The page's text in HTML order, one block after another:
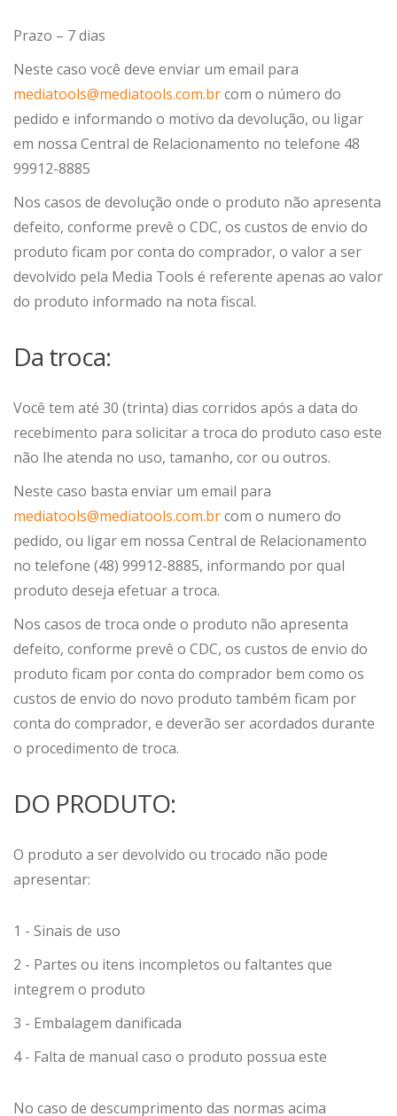
Prazo – 7 dias
Neste caso você deve enviar um email para
mediatools@mediatools.com.brcom o número do
pedido e informando o motivo da devolução, ou ligar
em nossa Central de Relacionamento no telefone 48
99912-8885
Nos casos de devolução onde o produto não apresenta
defeito, conforme prevê o CDC, os custos de envio do
produto ficam por conta do comprador, o valor a ser
devolvido pela Media Tools é referente apenas ao valor
do produto informado na nota fiscal.
Da troca:
Você tem até 30 (trinta) dias corridos após a data do
recebimento para solicitar a troca do produto caso este
não lhe atenda no uso, tamanho, cor ou outros.
Neste caso basta enviar um email para
mediatools@mediatools.com.brcom o numero do
pedido, ou ligar em nossa Central de Relacionamento
no telefone (48) 99912-8885, informando por qual
produto deseja efetuar a troca.
Nos casos de troca onde o produto não apresenta
defeito, conforme prevê o CDC, os custos de envio do
produto ficam por conta do comprador bem como os
custos de envio do novo produto também ficam por
conta do comprador, e deverão ser acordados durante
o procedimento de troca.
DO PRODUTO:
O produto a ser devolvido ou trocado não pode
apresentar:
1 - Sinais de uso
2 - Partes ou itens incompletos ou faltantes que
integrem o produto
3 - Embalagem danificada
4 - Falta de manual caso o produto possua este
No caso de descumprimento das normas acima